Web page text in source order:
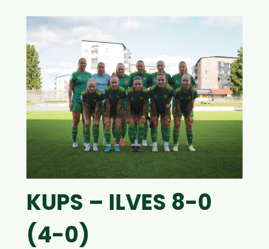
KUPS – ILVES 8-0
(4-0)